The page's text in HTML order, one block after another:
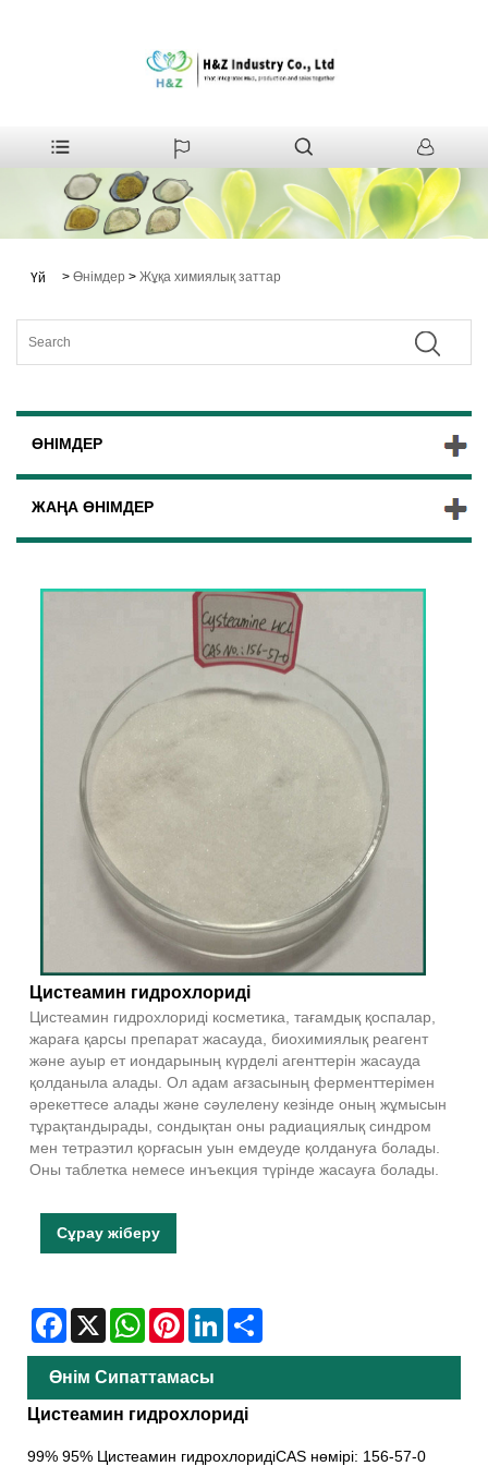
Үй > Өнімдер > Жұқа химиялық заттар
ӨНІМДЕР
ЖАҢА ӨНІМДЕР
Цистеамин гидрохлориді
Цистеамин гидрохлориді косметика, тағамдық қоспалар,
жараға қарсы препарат жасауда, биохимиялық реагент
және ауыр ет иондарының күрделі агенттерін жасауда
қолданыла алады. Ол адам ағзасының ферменттерімен
әрекеттесе алады және сәулелену кезінде оның жұмысын
тұрақтандырады, сондықтан оны радиациялық синдром
мен тетраэтил қорғасын уын емдеуде қолдануға болады.
Оны таблетка немесе инъекция түрінде жасауға болады.
Сұрау жіберу
Facebook
X WhatsAppPinterestLinkedIn
Өнім Сипаттамасы
Цистеамин гидрохлориді
99% 95% Цистеамин гидрохлоридіCAS нөмірі: 156-57-0